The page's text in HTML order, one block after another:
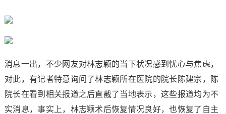
消息一出，不少网友对林志颖的当下状况感到忧心与焦虑，
对此，有记者特意询问了林志颖所在医院的院长陈建宗，陈
院长在看到相关报道之后直截了当地表示，这些报道均为不
实消息，事实上，林志颖术后恢复情况良好，也恢复了自主